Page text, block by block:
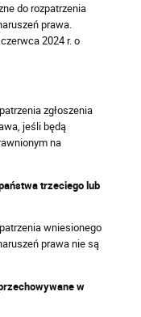
do rozpatrzenia
prawa.
2024 r. o
zgłoszenia
jeśli będą
na
trzeciego lub
wniesionego
prawa nie są
w